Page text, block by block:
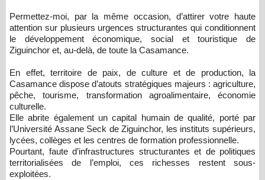
Permettez-moi, par la même occasion, d’attirer votre haute
attention sur plusieurs urgences structurantes qui conditionnent
le développement économique, social et touristique de
Ziguinchor et, au-delà, de toute la Casamance.
En effet, territoire de paix, de culture et de production, la
Casamance dispose d’atouts stratégiques majeurs : agriculture,
pêche, tourisme, transformation agroalimentaire, économie
culturelle.
Elle abrite également un capital humain de qualité, porté par
l’Université Assane Seck de Ziguinchor, les instituts supérieurs,
lycées, collèges et les centres de formation professionnelle.
Pourtant, faute d’infrastructures structurantes et de politiques
territorialisées de l’emploi, ces richesses restent sous-
exploitées.